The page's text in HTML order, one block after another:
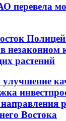
перевела
незаконном
растений
направления
Востока